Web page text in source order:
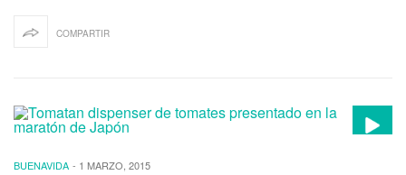
COMPARTIR
BUENAVIDA - 1 MARZO, 2015